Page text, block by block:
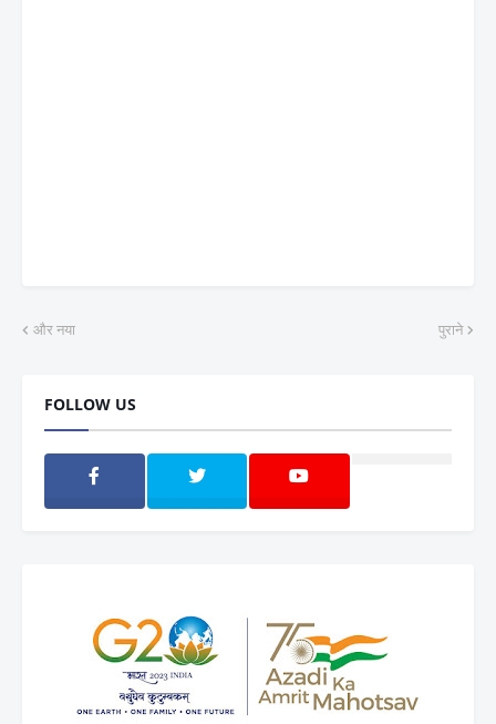
और नया पुराने
FOLLOW US